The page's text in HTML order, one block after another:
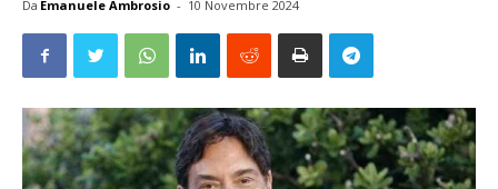
Da Emanuele Ambrosio - 10 Novembre 2024